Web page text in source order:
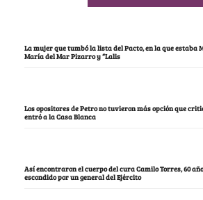
La mujer que tumbó la lista del Pacto, en la que estaba
María del Mar Pizarro y “Lalis
Los opositores de Petro no tuvieron más opción que
entró a la Casa Blanca
Así encontraron el cuerpo del cura Camilo Torres, 60
escondido por un general del Ejército